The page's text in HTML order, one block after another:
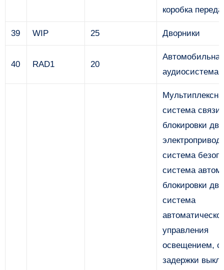
коробка
39 WIP 25 Дворники
40 RAD1 20
Автомобильная
аудиосистема
система связи
блокировки
система
система
блокировки
система
управления
освещением,
задержки